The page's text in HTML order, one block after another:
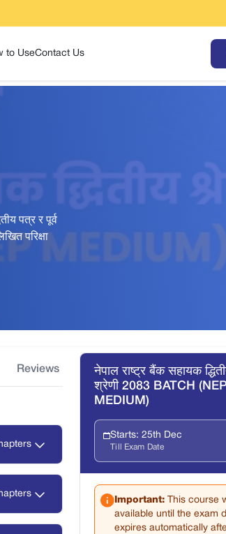
to UseContact Us
पत्र र पूर्व
परिक्षा
Reviews
नेपाल राष्ट्र बैंक सहायक
श्रेणी 2083 BATCH
MEDIUM)
Starts: 25th Dec
Till Exam Date
Important:
This course
available until the exam
expires automatically